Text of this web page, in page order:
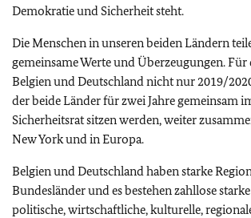
Demokratie und Sicherheit steht.
Die Menschen in unseren beiden Ländern
gemeinsame Werte und Überzeugungen. Für
Belgien und Deutschland nicht nur 2019/
der beide Länder für zwei Jahre gemeinsam
Sicherheitsrat sitzen werden, weiter
New York und in Europa.
Belgien und Deutschland haben starke
Bundesländer und es bestehen zahllose
politische, wirtschaftliche, kulturelle,